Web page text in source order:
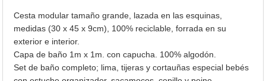
Cesta modular tamaño grande, lazada en las esquinas,
medidas (30 x 45 x 9cm), 100% reciclable, forrada en su
exterior e interior.
Capa de baño 1m x 1m. con capucha. 100% algodón.
Set de baño completo; lima, tijeras y cortauñas especial bebés